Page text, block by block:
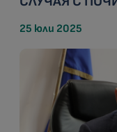
25 юли 2025